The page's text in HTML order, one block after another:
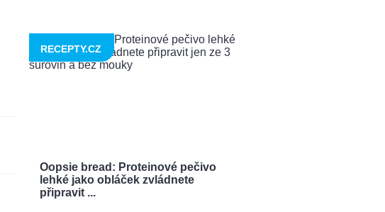
Oopsie bread: Proteinové pečivo
lehké jako obláček zvládnete
připravit ...
RECEPTY.CZ